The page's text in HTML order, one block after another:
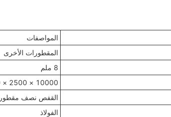
المواصفات
المقطورات الأخرى
8 ملم
10000 × 2500 × 3930 ملم
القفص نصف
الفولاذ